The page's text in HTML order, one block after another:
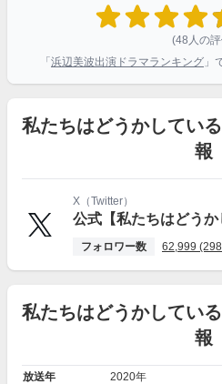
(48人の
「 浜辺美波出演ドラマランキング 」
私たちはどうかしてい
報
X（Twitter）
公式【私たちはどうか
フォロワー数 62,999
私たちはどうかしてい
報
放送年
2020年